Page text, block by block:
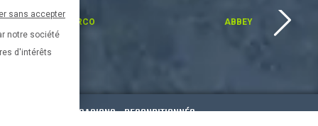
sans accepter
notre société
d'intérêts
AARCO ABBEY
OCCASIONS - RECONDITIONNÉS